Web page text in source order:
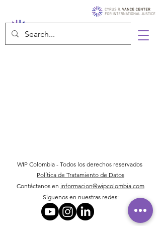
WIP Colombia - Todos los derechos reservados
Política de Tratamiento de Datos
Contáctanos en informacion@wipcolombia.com
Síguenos en nuestras redes: